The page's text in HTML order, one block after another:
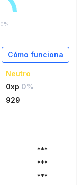
0%
Cómo funciona
Neutro
0xp 0%
929
***
***
***